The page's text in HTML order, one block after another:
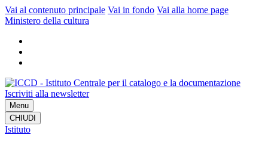
Vai al contenuto principale Vai in fondo Vai alla home page
Ministero della cultura
Iscriviti alla newsletter
Menu
CHIUDI
Istituto